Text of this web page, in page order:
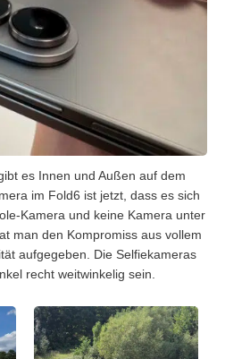
es Innen und Außen auf dem
im Fold6 ist jetzt, dass es sich
Kamera und keine Kamera unter
man den Kompromiss aus vollem
aufgegeben. Die Selfiekameras
recht weitwinkelig sein.